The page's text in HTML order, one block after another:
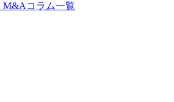
M&Aコラム一覧